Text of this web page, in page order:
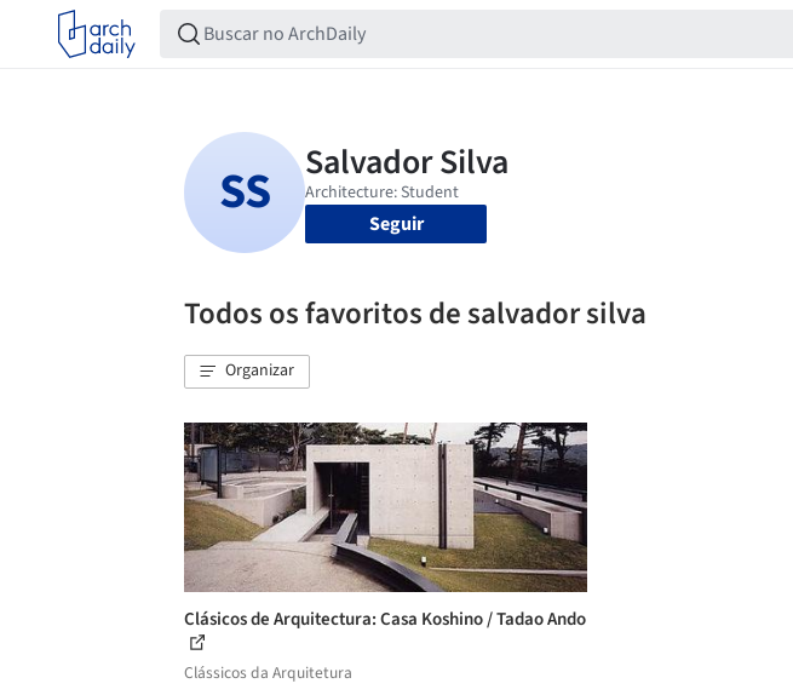
Seguir
Todos os favoritos de salvador silva
Organizar
Clásicos de Arquitectura: Casa Koshino / Tadao Ando
Clássicos da Arquitetura